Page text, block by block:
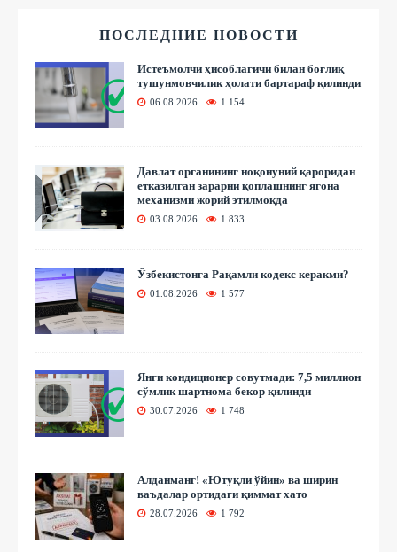
ПОСЛЕДНИЕ НОВОСТИ
Истеъмолчи ҳисоблагичи билан боғлиқ
тушунмовчилик ҳолати бартараф қилинди
06.08.2026 1 154
Давлат органининг ноқонуний қароридан
етказилган зарарни қоплашнинг ягона
механизми жорий этилмоқда
03.08.2026 1 833
Ўзбекистонга Рақамли кодекс керакми?
01.08.2026 1 577
Янги кондиционер совутмади: 7,5 миллион
сўмлик шартнома бекор қилинди
30.07.2026 1 748
Алданманг! «Ютуқли ўйин» ва ширин
ваъдалар ортидаги қиммат хато
28.07.2026 1 792